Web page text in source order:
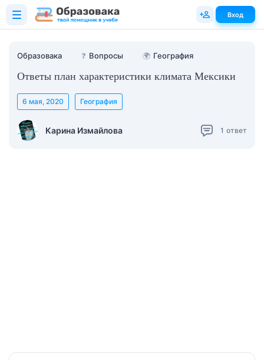
Образовака ❓ Вопросы 🌍 География
Ответы план характеристики климата Мексики
Карина Измайлова
6 мая, 2020 География
1 ответ
Вход